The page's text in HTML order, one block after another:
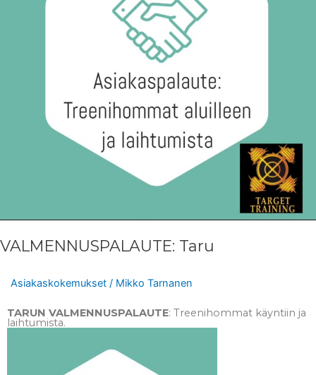
VALMENNUSPALAUTE: Taru
Asiakaskokemukset/ Mikko Tarnanen
TARUN VALMENNUSPALAUTE: Treenihommat käyntiin ja
laihtumista.